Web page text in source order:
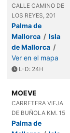
CALLE CAMINO DE
LOS REYES, 201
Palma de
Mallorca / Isla
de Mallorca /
Ver en el mapa
L-D: 24H
MOEVE
CARRETERA VIEJA
DE BUÑOLA KM. 15
Palma de